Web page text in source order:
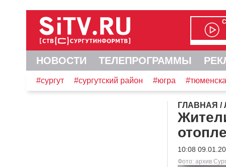
НОВОСТИ ТЕЛЕПРОГРАММЫ
#сургут #сургутский район #югра
ГЛАВНАЯ /
10:08
Фото: архив